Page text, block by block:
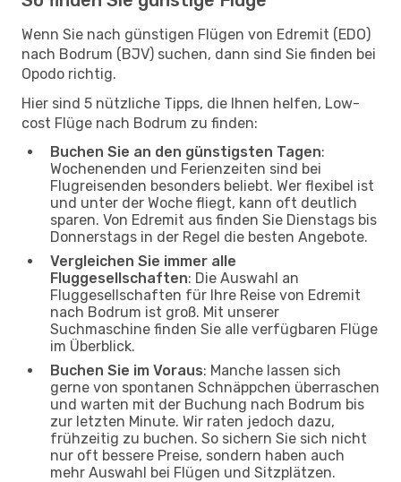
Wenn Sie nach günstigen Flügen von Edremit (EDO)
nach Bodrum (BJV) suchen, dann sind Sie finden bei
Opodo richtig.
Hier sind 5 nützliche Tipps, die Ihnen helfen, Low-
cost Flüge nach Bodrum zu finden:
Buchen Sie an den günstigsten Tagen:
Wochenenden und Ferienzeiten sind bei
Flugreisenden besonders beliebt. Wer flexibel ist
und unter der Woche fliegt, kann oft deutlich
sparen. Von Edremit aus finden Sie Dienstags bis
Donnerstags in der Regel die besten Angebote.
Vergleichen Sie immer alle
Fluggesellschaften: Die Auswahl an
Fluggesellschaften für Ihre Reise von Edremit
nach Bodrum ist groß. Mit unserer
Suchmaschine finden Sie alle verfügbaren Flüge
im Überblick.
Buchen Sie im Voraus: Manche lassen sich
gerne von spontanen Schnäppchen überraschen
und warten mit der Buchung nach Bodrum bis
zur letzten Minute. Wir raten jedoch dazu,
frühzeitig zu buchen. So sichern Sie sich nicht
nur oft bessere Preise, sondern haben auch
mehr Auswahl bei Flügen und Sitzplätzen.